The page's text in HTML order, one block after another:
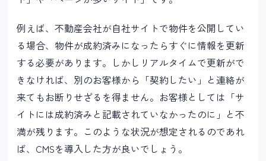
例えば、不動産会社が自社サイトで物件を公開してい
る場合、物件が成約済みになったらすぐに情報を更新
する必要があります。しかしリアルタイムで更新がで
きなければ、別のお客様から「契約したい」と連絡が
来てもお断りせざるを得ません。お客様としては「サ
イトには成約済みと記載されていなかったのに」と不
満が残ります。このような状況が想定されるのであれ
ば、CMSを導入した方が良いでしょう。